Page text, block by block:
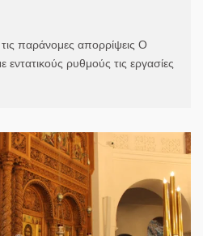
τις παράνομες απορρίψεις Ο
εντατικούς ρυθμούς τις εργασίες